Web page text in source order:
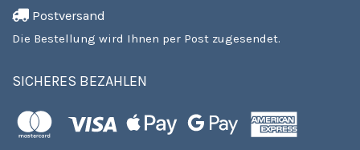
Postversand
Die Bestellung wird Ihnen per Post zugesendet.
SICHERES BEZAHLEN